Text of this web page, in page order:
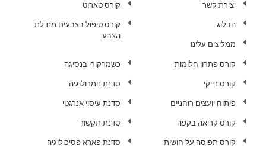
יצירת קשר
הבלוג
ממליצים עלינו
קורס טארוט
קורס טיפול בצבעים מנדלת
הצבע
קורס פתרון חלומות
קורס רייקי
פיתוח יועצים רוחניים
קורס קריאה בקפה
קורס תפיסה על חושית
כשמרקורי בנסיגה
סדנת נומרולוגיה
סדנת עיסוי אנרגטי
סדנת תקשור
סדנת פארא פסיכולוגיה